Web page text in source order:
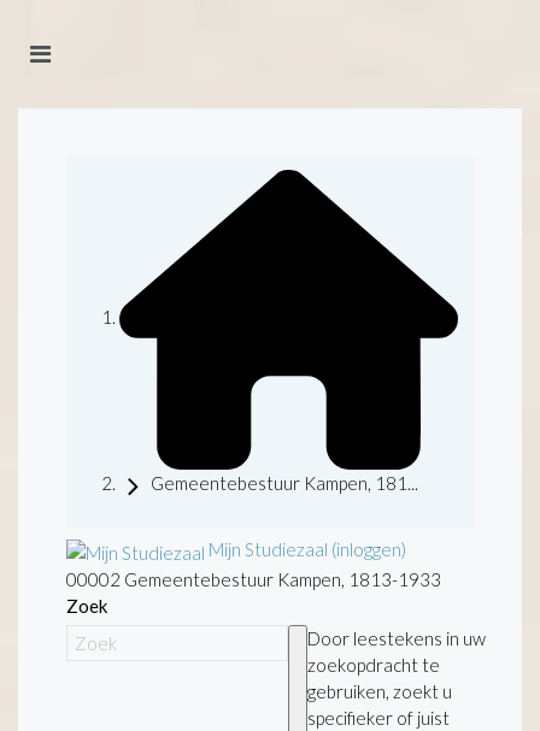
Gemeentebestuur Kampen, 181...
Mijn Studiezaal (inloggen)
00002 Gemeentebestuur Kampen, 1813-1933
Zoek
Door leestekens in uw
zoekopdracht te
gebruiken, zoekt u
specifieker of juist